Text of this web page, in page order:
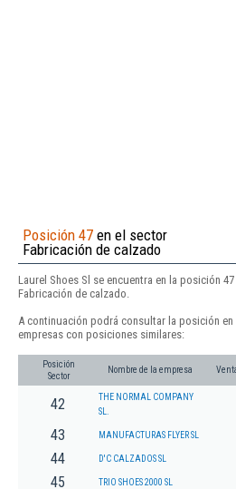
Posición 47 en el sector
Fabricación de calzado
Laurel Shoes Sl se encuentra en la posición
Fabricación de calzado.
A continuación podrá consultar la posición en
empresas con posiciones similares:
Posición
Sector
Nombre de la empresa
42
THE NORMAL COMPANY
SL.
43 MANUFACTURAS FLYER SL
44 D'C CALZADOS SL
45 TRIO SHOES 2000 SL